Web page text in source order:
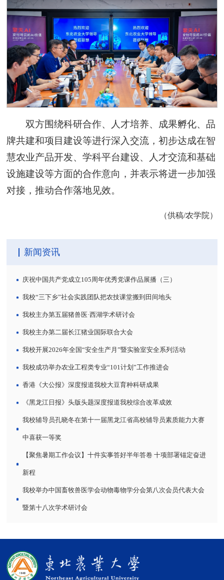
双方围绕科研合作、人才培养、成果孵化、品
牌共建和项目建设等进行深入交流，初步达成在智
慧农业产品开发、学科平台建设、人才交流和基础
设施建设等方面的合作意向，并表示将进一步加强
对接，推动合作落地见效。
（供稿/农学院）
新闻资讯
庆祝中国共产党成立105周年优秀党课作品展播（三）
我校“三下乡”社会实践团队把农技课堂搬到田间地头
我校主办第五届猪兽医·西湖学术研讨会
我校主办第二届长江猪业国际联合大会
我校开展2026年全国“安全生产月”暨实验室安全系列活动
我校成功举办农业工程类专业“101计划”工作推进会
香港《大公报》深度报道我校大豆育种科研成果
《黑龙江日报》头版头题深度报道我校综合改革成效
我校辅导员孔晓冬在第十一届黑龙江省高校辅导员素质能力大赛
中喜获一等奖
【聚焦暑期工作会议】十件实事答好半年答卷 十项部署锚定奋进
新程
我校举办中国畜牧兽医学会动物毒物学分会第八次会员代表大会
暨第十八次学术研讨会